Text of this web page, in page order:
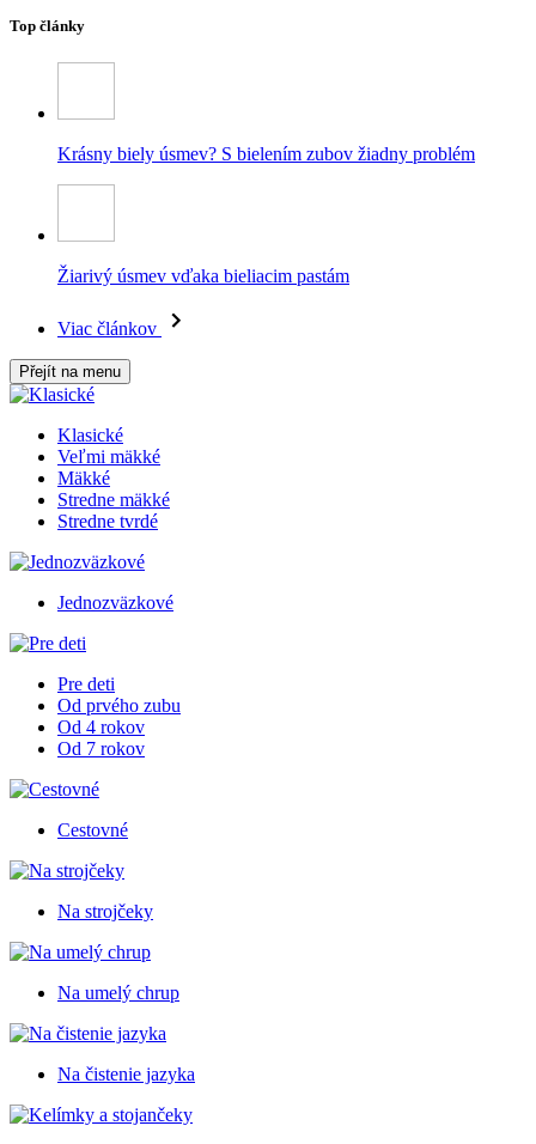
Top články
Krásny biely úsmev? S bielením zubov žiadny problém
Žiarivý úsmev vďaka bieliacim pastám
Viac článkov
Přejít na menu
Klasické
Veľmi mäkké
Mäkké
Stredne mäkké
Stredne tvrdé
Jednozväzkové
Pre deti
Od prvého zubu
Od 4 rokov
Od 7 rokov
Cestovné
Na strojčeky
Na umelý chrup
Na čistenie jazyka